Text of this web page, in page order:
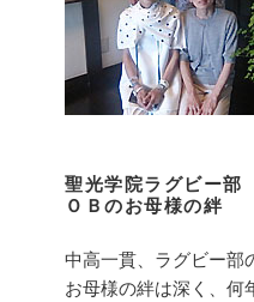
聖光学院ラグビー部
ＯＢのお母様の絆
中高一貫、ラグビー部
お母様の絆は深く、何